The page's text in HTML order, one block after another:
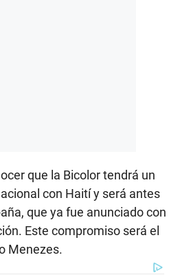
que la Bicolor tendrá un
con Haití y será antes
que ya fue anunciado con
Este compromiso será el
Menezes.